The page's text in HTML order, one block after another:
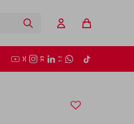
CONSTRUCCIÓN
    